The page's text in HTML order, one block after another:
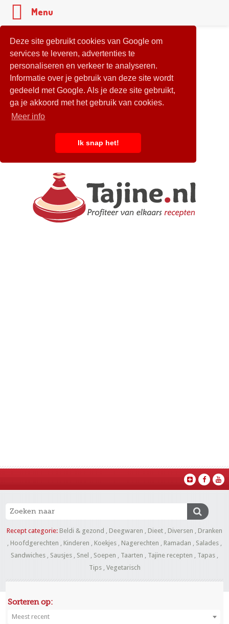
Deze site gebruikt cookies van Google om
services te leveren, advertenties te
personaliseren en verkeer te analyseren.
Informatie over je gebruik van deze site wordt
gedeeld met Google. Als je deze site gebruikt,
ga je akkoord met het gebruik van cookies.
Meer info
Ik snap het!
Recept categorie: Beldi & gezond , Deegwaren , Dieet , Diversen , Dranken
, Hoofdgerechten , Kinderen , Koekjes , Nagerechten , Ramadan , Salades ,
Sandwiches , Sausjes , Snel , Soepen , Taarten , Tajine recepten , Tapas ,
Tips, Vegetarisch
Sorteren op:
Meest recent
Menu